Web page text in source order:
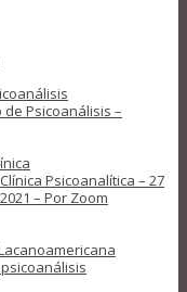
Psicoanálisis –
Psicoanalítica – 27
– Por Zoom